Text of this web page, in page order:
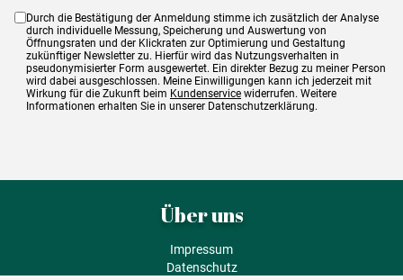
Durch die Bestätigung der Anmeldung stimme ich zusätzlich der Analyse
durch individuelle Messung, Speicherung und Auswertung von
Öffnungsraten und der Klickraten zur Optimierung und Gestaltung
zukünftiger Newsletter zu. Hierfür wird das Nutzungsverhalten in
pseudonymisierter Form ausgewertet. Ein direkter Bezug zu meiner Person
wird dabei ausgeschlossen. Meine Einwilligungen kann ich jederzeit mit
Wirkung für die Zukunft beim Kundenservice widerrufen. Weitere
Informationen erhalten Sie in unserer Datenschutzerklärung.
Über uns
Impressum
Datenschutz